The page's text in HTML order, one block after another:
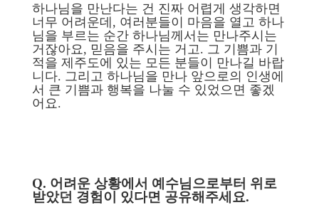
하나님을 만난다는 건 진짜 어렵게 생각하면
너무 어려운데, 여러분들이 마음을 열고 하나
님을 부르는 순간 하나님께서는 만나주시는
거잖아요, 믿음을 주시는 거고. 그 기쁨과 기
적을 제주도에 있는 모든 분들이 만나길 바랍
니다. 그리고 하나님을 만나 앞으로의 인생에
서 큰 기쁨과 행복을 나눌 수 있었으면 좋겠
어요.
Q. 어려운 상황에서 예수님으로부터 위로
받았던 경험이 있다면 공유해주세요.